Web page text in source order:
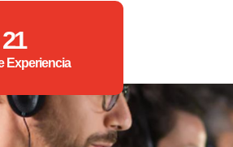
21
Experiencia